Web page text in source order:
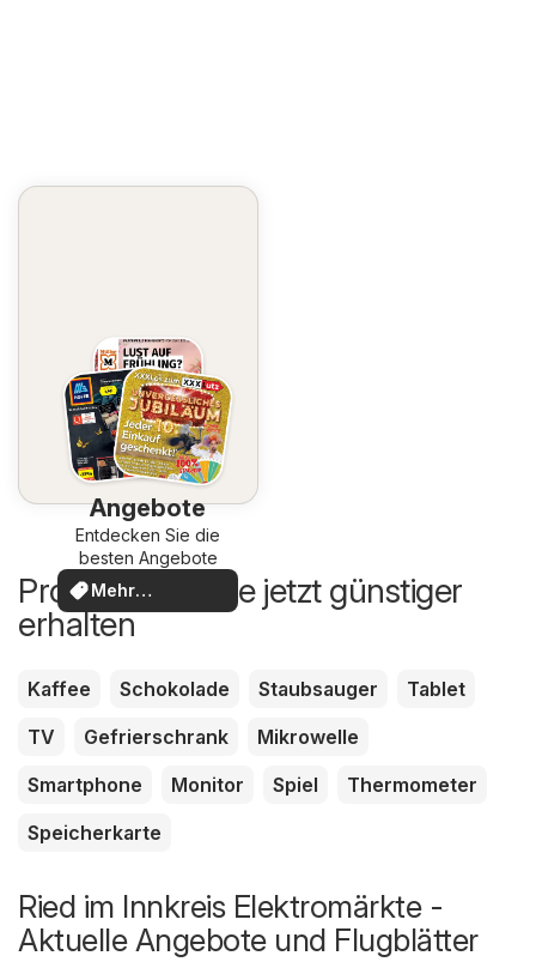
Angebote
Entdecken Sie die
besten Angebote
Mehr
entdecken
Produkte, die Sie jetzt günstiger
erhalten
Kaffee Schokolade Staubsauger
Tablet
TV
Gefrierschrank
Mikrowelle
Smartphone
Monitor Spiel
Thermometer
Speicherkarte
Ried im Innkreis Elektromärkte -
Aktuelle Angebote und Flugblätter